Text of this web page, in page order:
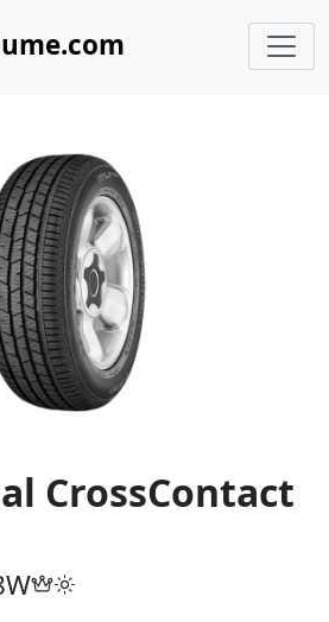
CrossContact